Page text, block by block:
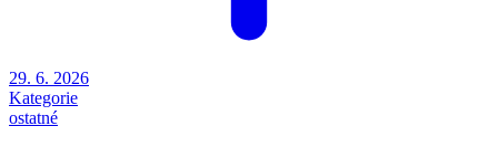
29. 6. 2026
Kategorie
ostatné